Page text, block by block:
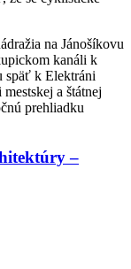
na Jánošíkovu
kanáli k
späť k Elektráni
a štátnej
prehliadku
–